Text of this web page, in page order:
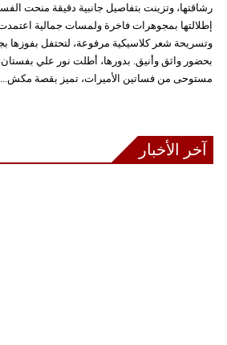
رشاقتها، وتزينت بتفاصيل جانبية دقيقة منحت
إطلالتها بمجوهرات فاخرة ولمسات جمالية
وتسريحة شعر كلاسيكية مرفوعة، لتحتفل بفوزها
بحضور واثق وأنيق. بدورها، أطلت نور علي
مستوحى من فساتين الأميرات، تميز بقصة مكش...
آخر الأخبار